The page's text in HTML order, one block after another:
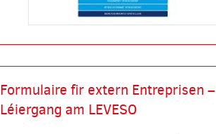
Formulaire fir extern Entreprisen –
Léiergang am LEVESO